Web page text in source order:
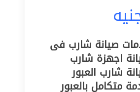
صيانة شارب فى
اجهزة شارب
شارب العبور
متكامل بالعبور